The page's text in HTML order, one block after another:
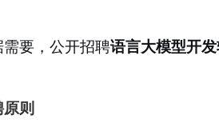
需要，公开招聘语言大模型开
则